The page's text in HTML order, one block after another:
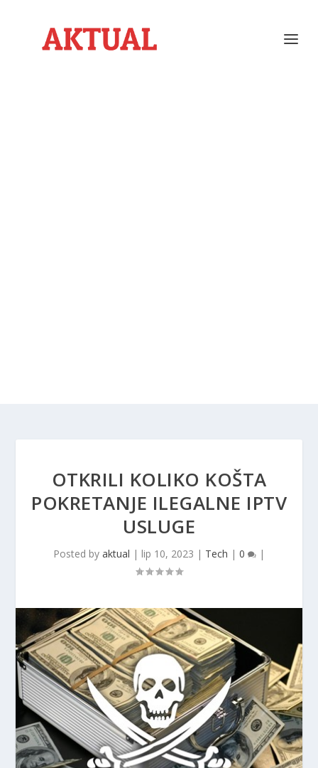
OTKRILI KOLIKO KOŠTA
POKRETANJE ILEGALNE IPTV
USLUGE
Posted by aktual | lip 10, 2023 | Tech | 0 |